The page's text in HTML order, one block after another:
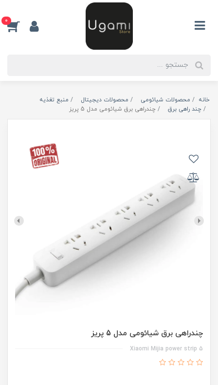
0
خانه محصولات شیائومی محصولات دیجیتال
منبع تغذیه
چند راهی برق
چندراهی برق شیائومی مدل 5 پریز
چندراهی برق شیائومی مدل 5 پریز
Xiaomi Mijia power strip 5